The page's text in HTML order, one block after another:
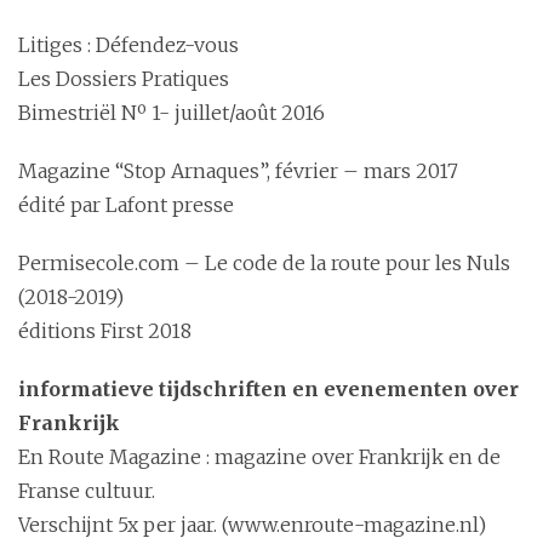
Litiges : Défendez-vous
Les Dossiers Pratiques
Bimestriël Nº 1- juillet/août 2016
Magazine “Stop Arnaques”, février – mars 2017
édité par Lafont presse
Permisecole.com – Le code de la route pour les Nuls
(2018-2019)
éditions First 2018
informatieve tijdschriften en evenementen over
Frankrijk
En Route Magazine : magazine over Frankrijk en de
Franse cultuur.
Verschijnt 5x per jaar. (www.enroute-magazine.nl)